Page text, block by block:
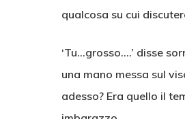
qualcosa su cui
‘Tu…grosso….’ disse
una mano messa sul
adesso? Era quello il